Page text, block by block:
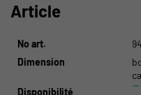
Article
No art.
Dimension
Disponibilité